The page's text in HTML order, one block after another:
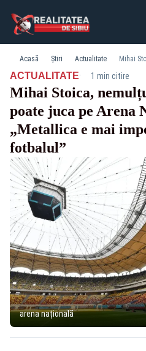
Acasă Știri Actualitate
ACTUALITATE· 1 min citire
Mihai Stoica,
poate juca pe Arena
„Metallica e mai
fotbalul”
arena națională